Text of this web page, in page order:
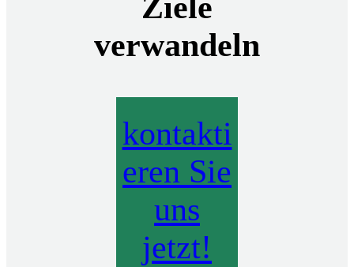
verwandeln
kontakti
eren Sie
uns
jetzt!